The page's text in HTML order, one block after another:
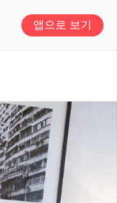
앱으로 보기